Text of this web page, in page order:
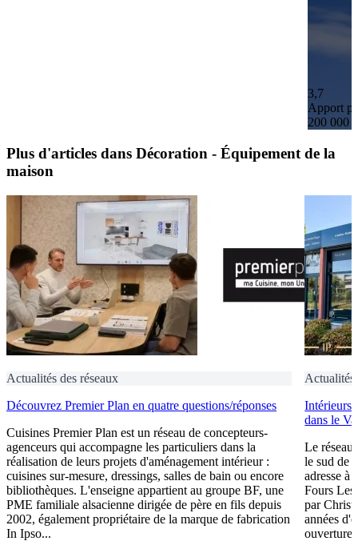
3,7
Apport
200 000 €
Plus d'articles dans Décoration - Équipement de la
maison
Actualités des réseaux
Découvrez Premier Plan en quatre questions/réponses
Cuisines Premier Plan est un réseau de concepteurs-
agenceurs qui accompagne les particuliers dans la
réalisation de leurs projets d'aménagement intérieur :
cuisines sur-mesure, dressings, salles de bain ou encore
bibliothèques. L'enseigne appartient au groupe BF, une
PME familiale alsacienne dirigée de père en fils depuis
2002, également propriétaire de la marque de fabrication
In Ipso...
Actualités
Intérieurs
dans le
Le réseau
le sud de
adresse à
Fours Les
par
années
ouverture